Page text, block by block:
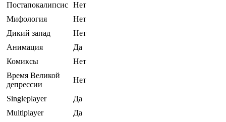
Постапокалипсис Нет
Мифология
Нет
Дикий запад
Нет
Анимация
Да
Комиксы
Нет
Время Великой
депрессии
Нет
Singleplayer
Да
Multiplayer
Да